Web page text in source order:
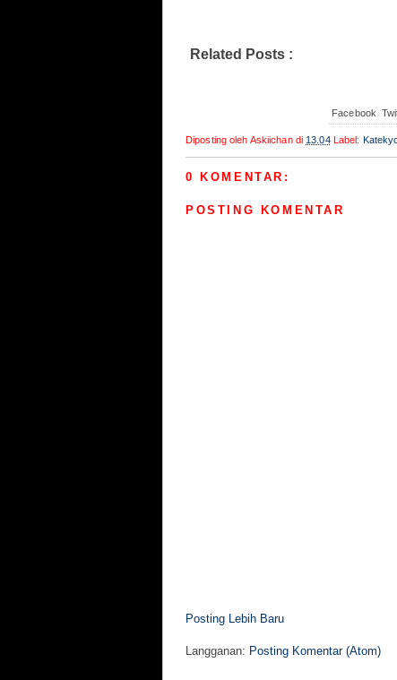
Related Posts :
Facebook
Diposting oleh Askiichan di 13.04 Label:
0 KOMENTAR:
POSTING KOMENTAR
Posting Lebih Baru
Langganan: Posting Komentar (Atom)